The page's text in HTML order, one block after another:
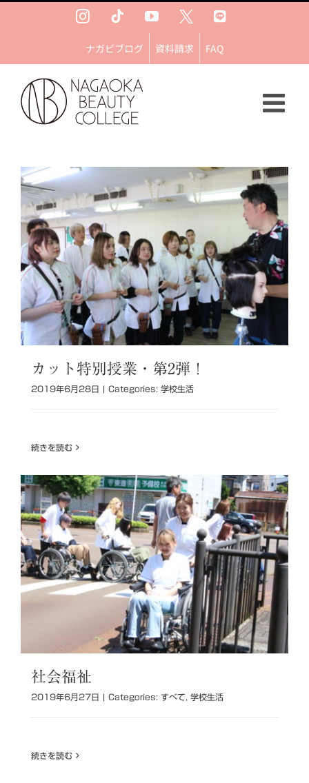
InstagramTiktokYouTube
Ｘ LINE
ナガビブログ 資料請求 FAQ
カット特別授業・第2弾！
2019年6月28日 | Categories: 学校生活
続きを読む
社会福祉
2019年6月27日 | Categories: すべて 学校生活
続きを読む